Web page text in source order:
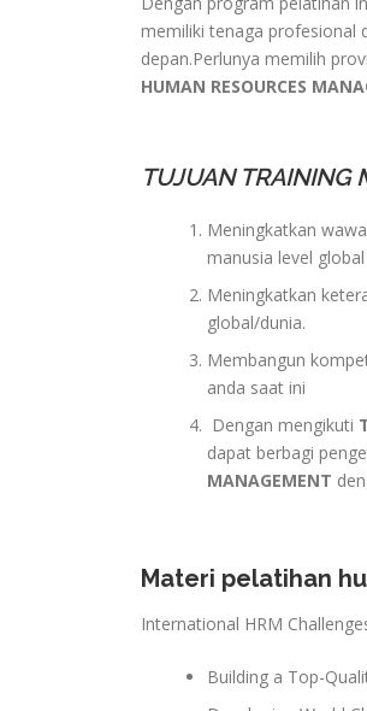
memiliki tenaga profesional
depan.Perlunya memilih
HUMAN RESOURCES
TUJUAN TRAINING
Meningkatkan
manusia level
Meningkatkan
global/dunia.
Membangun
anda saat ini
Dengan mengikuti
dapat berbagi
MANAGEMENT
Materi pelatihan
International HRM
Building a Top-